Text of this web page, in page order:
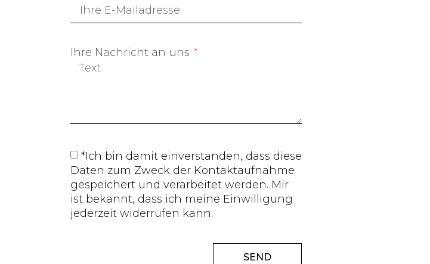
Ihre Nachricht an uns
*Ich bin damit einverstanden, dass diese
Daten zum Zweck der Kontaktaufnahme
gespeichert und verarbeitet werden. Mir
ist bekannt, dass ich meine Einwilligung
jederzeit widerrufen kann.
SEND